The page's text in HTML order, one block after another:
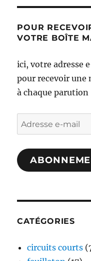
POUR
VOTRE BOÎTE
ici, votre adresse
pour recevoir
à chaque parution
Adresse
e-
mail
CATÉGORIES
circuits courts